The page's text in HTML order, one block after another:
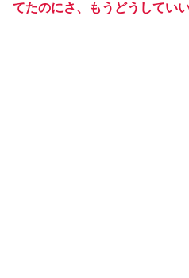
てたのにさ、もうどうしてい